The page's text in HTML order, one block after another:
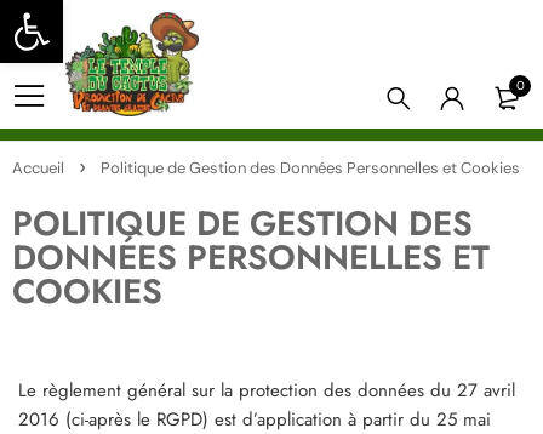
0
Accueil Politique de Gestion des Données Personnelles et Cookies
POLITIQUE DE GESTION DES
DONNÉES PERSONNELLES ET
COOKIES
Le règlement général sur la protection des données du 27 avril
2016 (ci-après le RGPD) est d’application à partir du 25 mai
Ouvrir la barre d’outils